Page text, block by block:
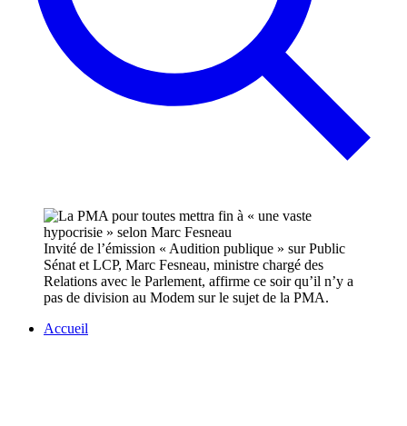
Invité de l’émission « Audition publique » sur Public
Sénat et LCP, Marc Fesneau, ministre chargé des
Relations avec le Parlement, affirme ce soir qu’il n’y a
pas de division au Modem sur le sujet de la PMA.
Accueil